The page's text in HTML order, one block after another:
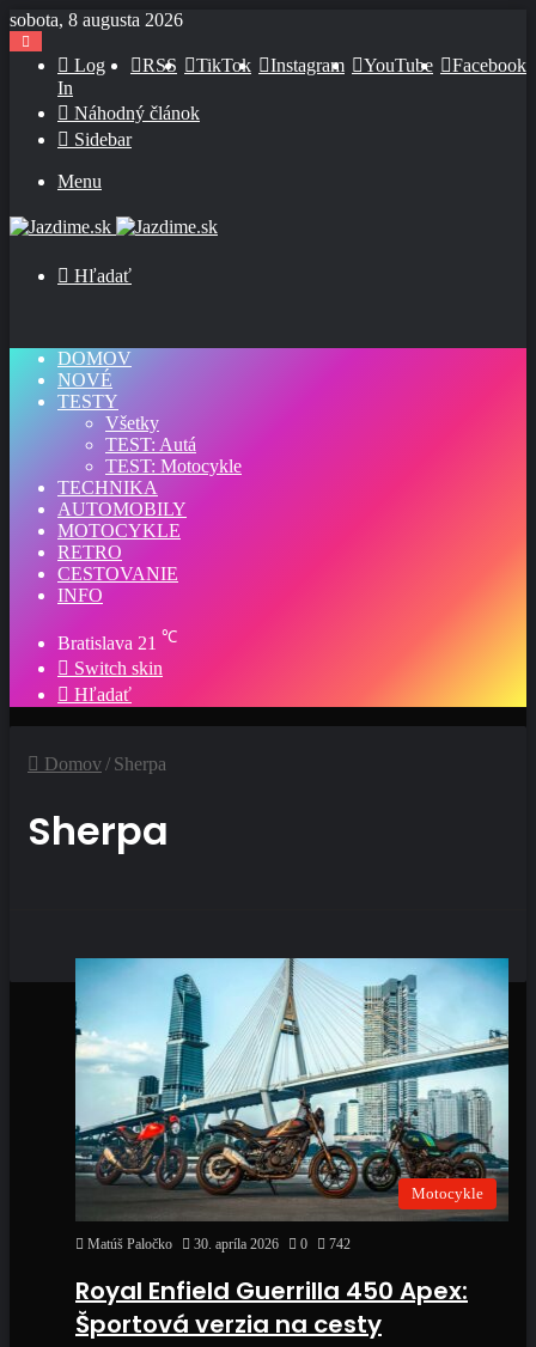
sobota, 8 augusta 2026
Facebook
YouTube
Instagram
TikTok
RSS
Log
In
Náhodný článok
Sidebar
Menu
Hľadať
DOMOV
NOVÉ
TESTY
Všetky
TEST: Autá
TEST: Motocykle
TECHNIKA
AUTOMOBILY
MOTOCYKLE
RETRO
CESTOVANIE
INFO
Bratislava 21 ℃
Switch skin
Hľadať
Domov/ Sherpa
Sherpa
Motocykle
Matúš Paločko 30. apríla 2026 0 742
Royal Enfield Guerrilla 450 Apex:
Športová verzia na cesty